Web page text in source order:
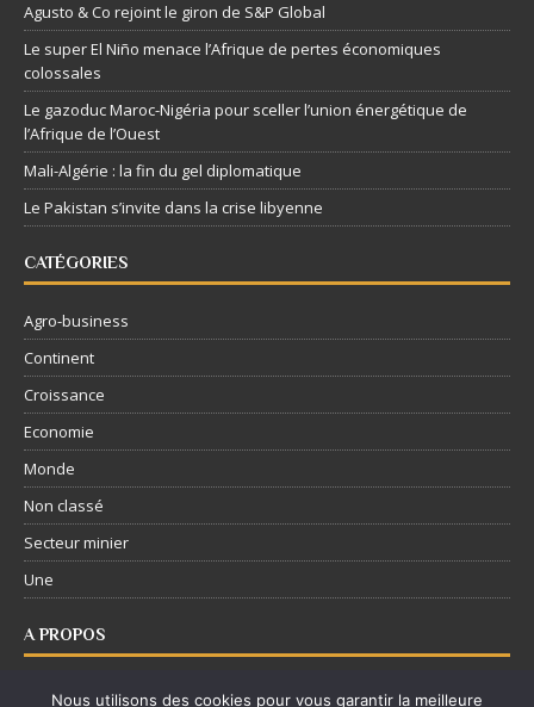
Agusto & Co rejoint le giron de S&P Global
Le super El Niño menace l’Afrique de pertes économiques
colossales
Le gazoduc Maroc-Nigéria pour sceller l’union énergétique de
l’Afrique de l’Ouest
Mali-Algérie : la fin du gel diplomatique
Le Pakistan s’invite dans la crise libyenne
CATÉGORIES
Agro-business
Continent
Croissance
Economie
Monde
Non classé
Secteur minier
Une
A PROPOS
Nous contacter
Nous utilisons des cookies pour vous garantir la meilleure